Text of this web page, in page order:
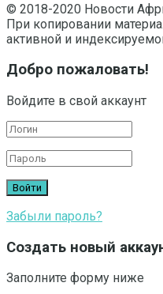
© 2018-2020 Новости
При копировании
активной и
Добро пожаловать!
Войдите в свой аккаунт
Забыли пароль?
Создать новый
Заполните форму ниже